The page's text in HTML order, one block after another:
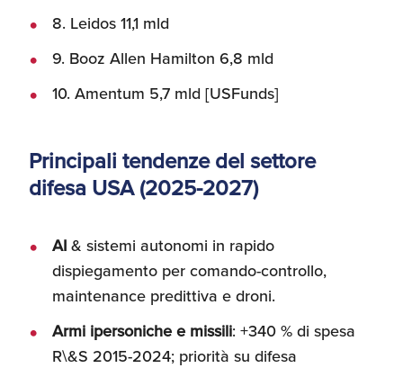
8. Leidos 11,1 mld
9. Booz Allen Hamilton 6,8 mld
10. Amentum 5,7 mld [USFunds]
Principali tendenze del settore
difesa USA (2025-2027)
AI & sistemi autonomi in rapido
dispiegamento per comando-controllo,
maintenance predittiva e droni.
Armi ipersoniche e missili: +340 % di spesa
R\&S 2015-2024; priorità su difesa